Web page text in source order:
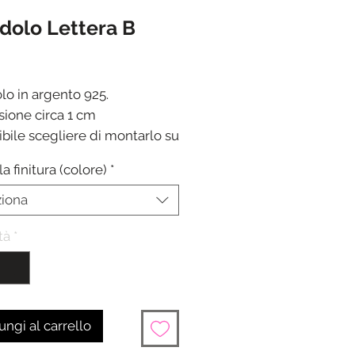
Lettera B
in argento 925.
circa 1 cm
scegliere di montarlo su
in 24/48 ore dalla
del pagamento
finitura (colore) *
*
al carrello